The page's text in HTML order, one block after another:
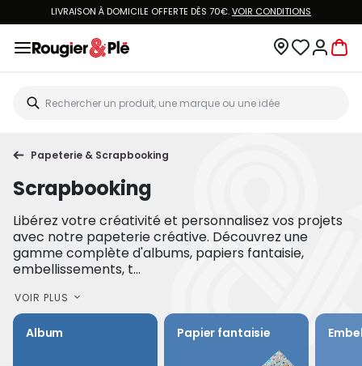
LIVRAISON À DOMICILE OFFERTE DÈS 70€.VOIR CONDITIONS
Papeterie & Scrapbooking
Scrapbooking
Libérez votre créativité et personnalisez vos projets
avec notre papeterie créative. Découvrez une
gamme complète d'albums, papiers fantaisie,
embellissements, t...
VOIR PLUS
Album Papier fantaisie